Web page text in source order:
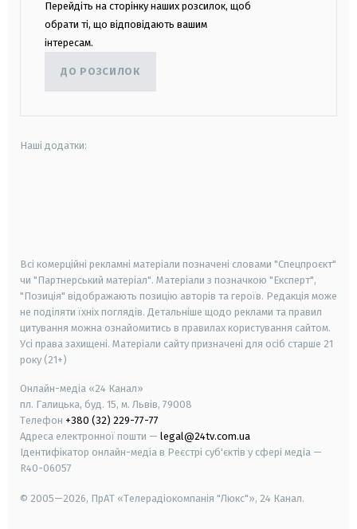
Перейдіть на сторінку наших розсилок, щоб
обрати ті, що відповідають вашим
інтересам.
ДО РОЗСИЛОК
Наші додатки:
Всі комерційні рекламні матеріали позначені словами "Спецпроєкт"
чи "Партнерський матеріал". Матеріали з позначкою "Експерт",
"Позиція" відображають позицію авторів та героїв. Редакція може
не поділяти їхніх поглядів. Детальніше щодо реклами та правил
цитування можна ознайомитись в правилах користування сайтом.
Усі права захищені. Матеріали сайту призначені для осіб старше 21
року (21+)
Онлайн-медіа «24 Канал»
пл. Галицька, буд. 15, м. Львів, 79008
Телефон +380 (32) 229-77-77
Адреса електронної пошти — legal@24tv.com.ua
Ідентифікатор онлайн-медіа в Реєстрі суб'єктів у сфері медіа —
R40-06057
© 2005—2026, ПрАТ «Телерадіокомпанія "Люкс"», 24 Канал.